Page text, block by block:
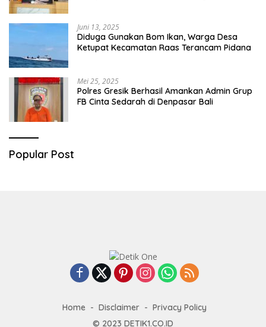
Juni 13, 2025
Diduga Gunakan Bom Ikan, Warga Desa
Ketupat Kecamatan Raas Terancam Pidana
Mei 25, 2025
Polres Gresik Berhasil Amankan Admin Grup
FB Cinta Sedarah di Denpasar Bali
Popular Post
Home Disclaimer
Privacy Policy
© 2023 DETIK1.CO.ID